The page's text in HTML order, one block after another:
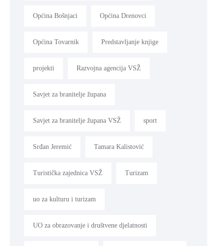
Općina Bošnjaci Općina Drenovci
Općina Tovarnik Predstavljanje knjige
projekti Razvojna agencija VSŽ
Savjet za branitelje župana
Savjet za branitelje župana VSŽ sport
Srđan Jeremić Tamara Kalistović
Turistička zajednica VSŽ Turizam
uo za kulturu i turizam
UO za obrazovanje i društvene djelatnosti